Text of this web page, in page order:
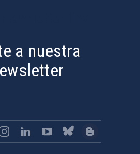
a nuestra